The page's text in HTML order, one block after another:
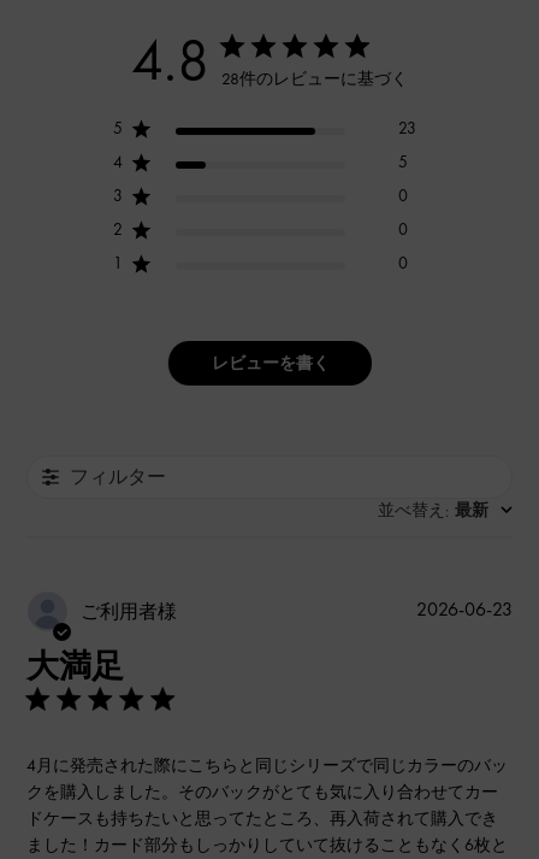
4.8 28件のレビューに基づく
5
23
4
5
3
0
2
0
1
0
レビューを書く
フィルター
並べ替え : 最新
ご利用者様
大満足
4月に発売された際にこちらと同じシリーズで同じカラーのバッ
クを購入しました。そのバックがとても気に入り合わせてカー
ドケースも持ちたいと思ってたところ、再入荷されて購入でき
ました！カード部分もしっかりしていて抜けることもなく6枚と
公
2026-06-23